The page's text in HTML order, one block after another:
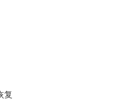
复